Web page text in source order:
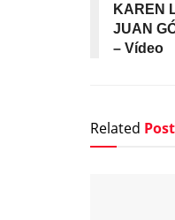
KAREN
JUAN
– Vídeo
Related